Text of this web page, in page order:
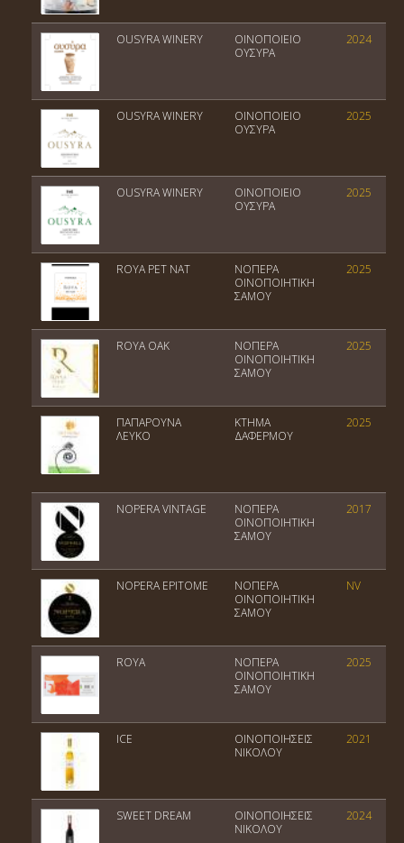
OUSYRA WINERY
OINOΠΟΙΕΙΟ
ΟΥΣΥΡΑ
2024
OUSYRA WINERY
OINOΠΟΙΕΙΟ
ΟΥΣΥΡΑ
2025
OUSYRA WINERY
OINOΠΟΙΕΙΟ
ΟΥΣΥΡΑ
2025
ROYA PET NAT
ΝΟΠΕΡΑ
ΟΙΝΟΠΟΙΗΤΙΚΗ
ΣΑΜΟΥ
2025
ROYA OAK
ΝΟΠΕΡΑ
ΟΙΝΟΠΟΙΗΤΙΚΗ
ΣΑΜΟΥ
2025
ΠΑΠΑΡΟΥΝΑ
ΛΕΥΚΟ
ΚΤΗΜΑ
ΔΑΦΕΡΜΟΥ
2025
NOPERA VINTAGE
ΝΟΠΕΡΑ
ΟΙΝΟΠΟΙΗΤΙΚΗ
ΣΑΜΟΥ
2017
NOPERA EPITOME
ΝΟΠΕΡΑ
ΟΙΝΟΠΟΙΗΤΙΚΗ
ΣΑΜΟΥ
NV
ROYA
ΝΟΠΕΡΑ
ΟΙΝΟΠΟΙΗΤΙΚΗ
ΣΑΜΟΥ
2025
ICE
ΟΙΝΟΠΟΙΗΣΕΙΣ
ΝΙΚΟΛΟΥ
2021
SWEET DREAM
ΟΙΝΟΠΟΙΗΣΕΙΣ
ΝΙΚΟΛΟΥ
2024